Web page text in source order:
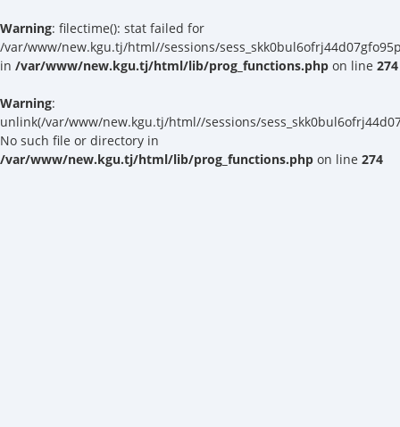
Warning: filectime(): stat failed for
/var/www/new.kgu.tj/html//sessions/
in /var/www/new.kgu.tj/html/lib/prog_functions.php on line 274
Warning:
unlink(/var/www/new.kgu.tj/html//sessions/
No such file or directory in
/var/www/new.kgu.tj/html/lib/prog_functions.php on line 274